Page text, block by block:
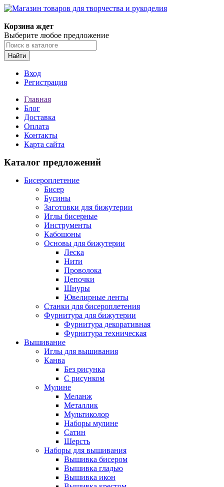
Корзина ждет
Выберите любое предложение
Найти
Вход
Регистрация
Главная
Блог
Доставка
Оплата
Контакты
Карта сайта
Каталог предложений
Бисероплетение
Бисер
Бусины
Заготовки для бижутерии
Иглы бисерные
Инструменты
Кабошоны
Основы для бижутерии
Леска
Нити
Проволока
Цепочки
Шнуры
Ювелирные ленты
Станки для бисероплетения
Фурнитура для бижутерии
Фурнитура декоративная
Фурнитура техническая
Вышивание
Иглы для вышивания
Канва
Без рисунка
С рисунком
Мулине
Меланж
Металлик
Мультиколор
Наборы мулине
Сатин
Шерсть
Наборы для вышивания
Вышивка бисером
Вышивка гладью
Вышивка икон